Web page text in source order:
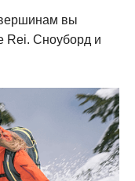
вы
Rei. Сноуборд и